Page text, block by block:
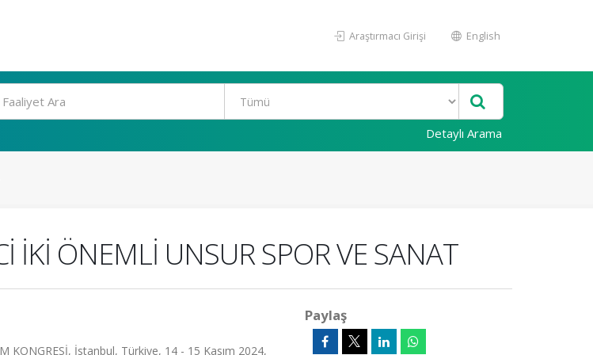
Araştırmacı Girişi English
Detaylı Arama
İKİ ÖNEMLİ UNSUR SPOR VE SANAT
KONGRESİ, İstanbul, Türkiye, 14 - 15 Kasım 2024,
Paylaş